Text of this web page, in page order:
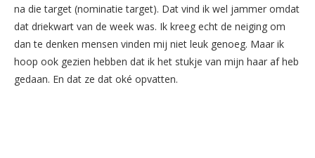
na die target (nominatie target). Dat vind ik wel jammer omdat
dat driekwart van de week was. Ik kreeg echt de neiging om
dan te denken mensen vinden mij niet leuk genoeg. Maar ik
hoop ook gezien hebben dat ik het stukje van mijn haar af heb
gedaan. En dat ze dat oké opvatten.